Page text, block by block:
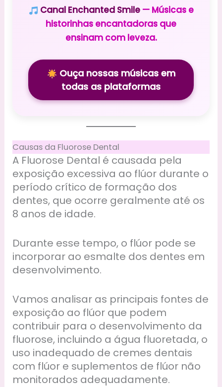
Canal Enchanted Smile— Músicas e
historinhas encantadoras que
ensinam com leveza.
Ouça nossas músicas em
todas as plataformas
Causas da Fluorose Dental
A Fluorose Dental é causada pela
exposição excessiva ao flúor durante o
período crítico de formação dos
dentes, que ocorre geralmente até os
8 anos de idade.
Durante esse tempo, o flúor pode se
incorporar ao esmalte dos dentes em
desenvolvimento.
Vamos analisar as principais fontes de
exposição ao flúor que podem
contribuir para o desenvolvimento da
fluorose, incluindo a água fluoretada, o
uso inadequado de cremes dentais
com flúor e suplementos de flúor não
monitorados adequadamente.